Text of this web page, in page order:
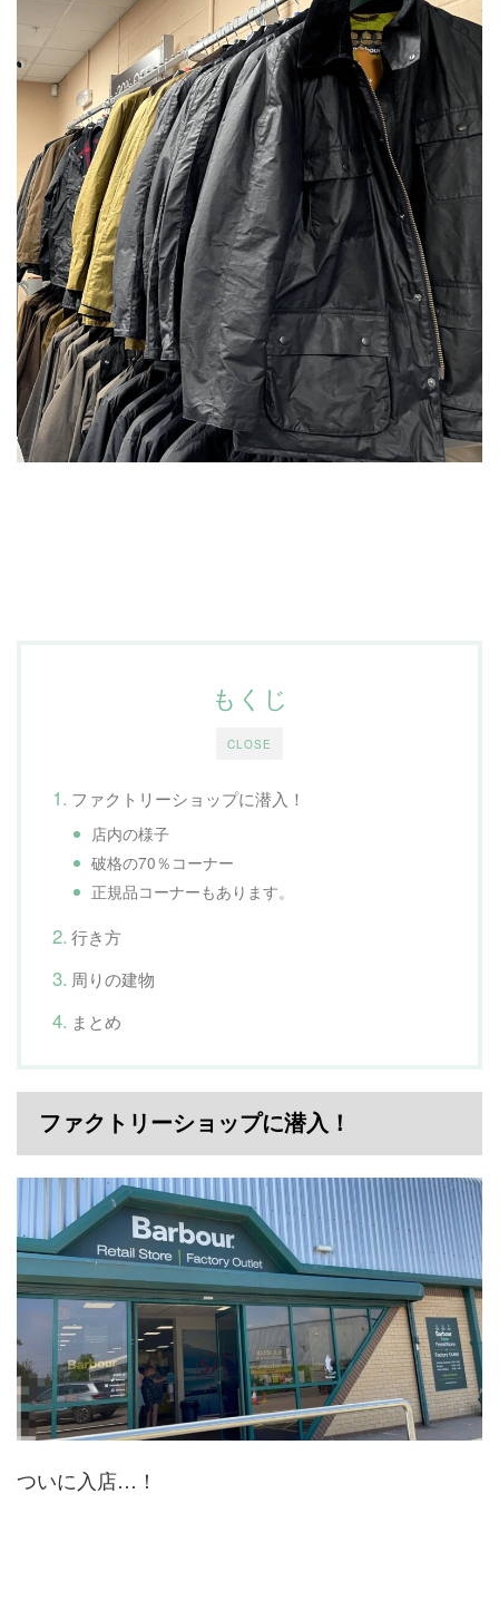
CLOSE
もくじ
ファクトリーショップに潜入！
店内の様子
破格の70％コーナー
正規品コーナーもあります。
行き方
周りの建物
まとめ
ファクトリーショップに潜入！
ついに入店…！